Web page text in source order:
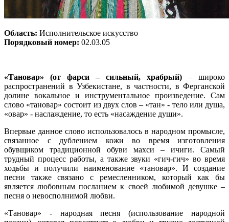
Область: Исполнительское искусство
Порядковый номер: 02.03.05
«Тановар» (от фарси – сильный, храбрый) – широко
распространений в Узбекистане, в частности, в Ферганской
долине вокальное и инструментальное произведение. Сам
слово «тановар» состоит из двух слов – «тан» - тело или душа,
«овар» - наслаждение, то есть «насаждение души».
Впервые данное слово использовалось в народном промысле,
связанное с дублением кожи во время изготовления
обувщиком традиционной обуви махси – ичиги. Самый
трудный процесс работы, а также звуки «гич-гич» во время
ходьбы и получили наименование «тановар». И создание
песни также связано с ремесленником, который как бы
является любовным посланием к своей любимой девушке –
песня о невосполнимой любви.
«Тановар» - народная песня (использование народной